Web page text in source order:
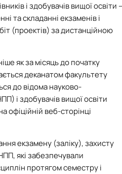
і здобувачів вищої освіти –
та складанні екзаменів і
(проектів) за дистанційною
як за місяць до початку
деканатом факультету
до відома науково-
і здобувачів вищої освіти
веб-сторінці
екзамену (заліку), захисту
які забезпечували
протягом семестру і